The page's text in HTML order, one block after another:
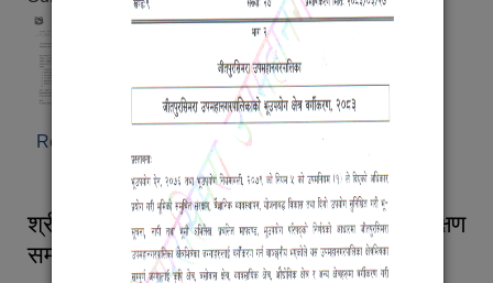
Read more
about श्री मन्टेश्वरी विद्यालयहरु(सबै), कागजात पेश गर्ने
सम्बन्धी सूचना ।
श्री सामुदायिक विद्यालयहरु(सबै), सामाजीक परीक्षण
सम्बन्धी सूचना ।